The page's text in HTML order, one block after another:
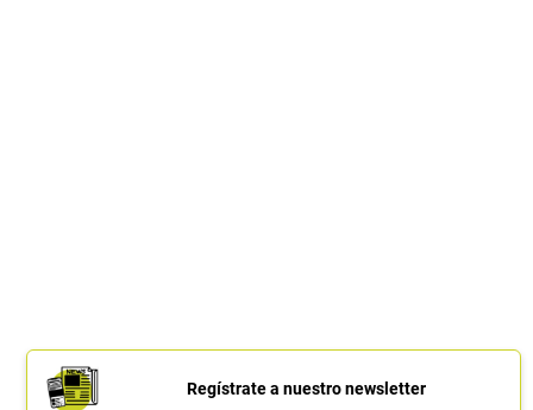
Regístrate a nuestro newsletter